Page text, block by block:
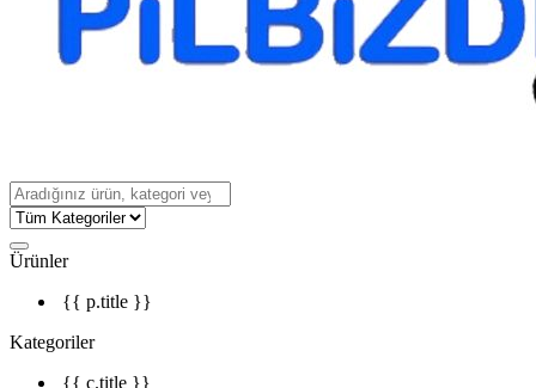
Ürünler
{{ p.title }}
Kategoriler
{{ c.title }}